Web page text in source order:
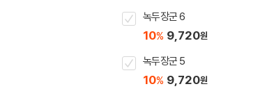
녹두장군 6
10% 9,720원
녹두장군 5
10% 9,720원